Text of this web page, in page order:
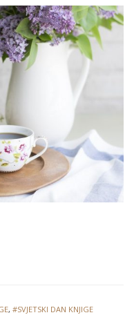
, #SVJETSKI DAN KNJIGE